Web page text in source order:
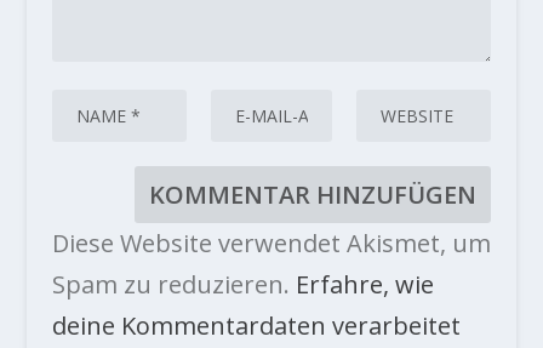
Diese Website verwendet Akismet, um
Spam zu reduzieren. Erfahre, wie
deine Kommentardaten verarbeitet